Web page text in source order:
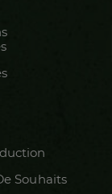
Souhaits